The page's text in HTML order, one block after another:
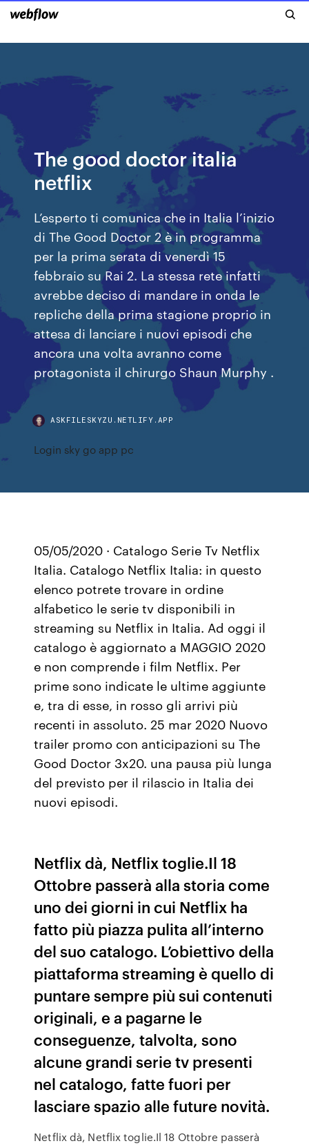
The good doctor italia
netflix
L’esperto ti comunica che in Italia l’inizio
di The Good Doctor 2 è in programma
per la prima serata di venerdì 15
febbraio su Rai 2. La stessa rete infatti
avrebbe deciso di mandare in onda le
repliche della prima stagione proprio in
attesa di lanciare i nuovi episodi che
ancora una volta avranno come
protagonista il chirurgo Shaun Murphy .
ASKFILESKYZU.NETLIFY.APP
Login sky go app pc
05/05/2020 · Catalogo Serie Tv Netflix
Italia. Catalogo Netflix Italia: in questo
elenco potrete trovare in ordine
alfabetico le serie tv disponibili in
streaming su Netflix in Italia. Ad oggi il
catalogo è aggiornato a MAGGIO 2020
e non comprende i film Netflix. Per
prime sono indicate le ultime aggiunte
e, tra di esse, in rosso gli arrivi più
recenti in assoluto. 25 mar 2020 Nuovo
trailer promo con anticipazioni su The
Good Doctor 3x20. una pausa più lunga
del previsto per il rilascio in Italia dei
nuovi episodi.
Netflix dà, Netflix toglie.Il 18
Ottobre passerà alla storia come
uno dei giorni in cui Netflix ha
fatto più piazza pulita all’interno
del suo catalogo. L’obiettivo della
piattaforma streaming è quello di
puntare sempre più sui contenuti
originali, e a pagarne le
conseguenze, talvolta, sono
alcune grandi serie tv presenti
nel catalogo, fatte fuori per
lasciare spazio alle future novità.
Netflix dà, Netflix toglie.Il 18 Ottobre passerà